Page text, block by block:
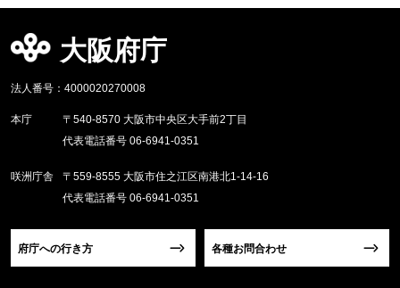
大阪府庁
法人番号：4000020270008
本庁
〒540-8570 大阪市中央区大手前2丁目
代表電話番号 06-6941-0351
咲洲庁舎
〒559-8555 大阪市住之江区南港北1-14-16
代表電話番号 06-6941-0351
府庁への行き方 各種お問合わせ